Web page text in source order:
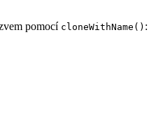
pomocí cloneWithName() :